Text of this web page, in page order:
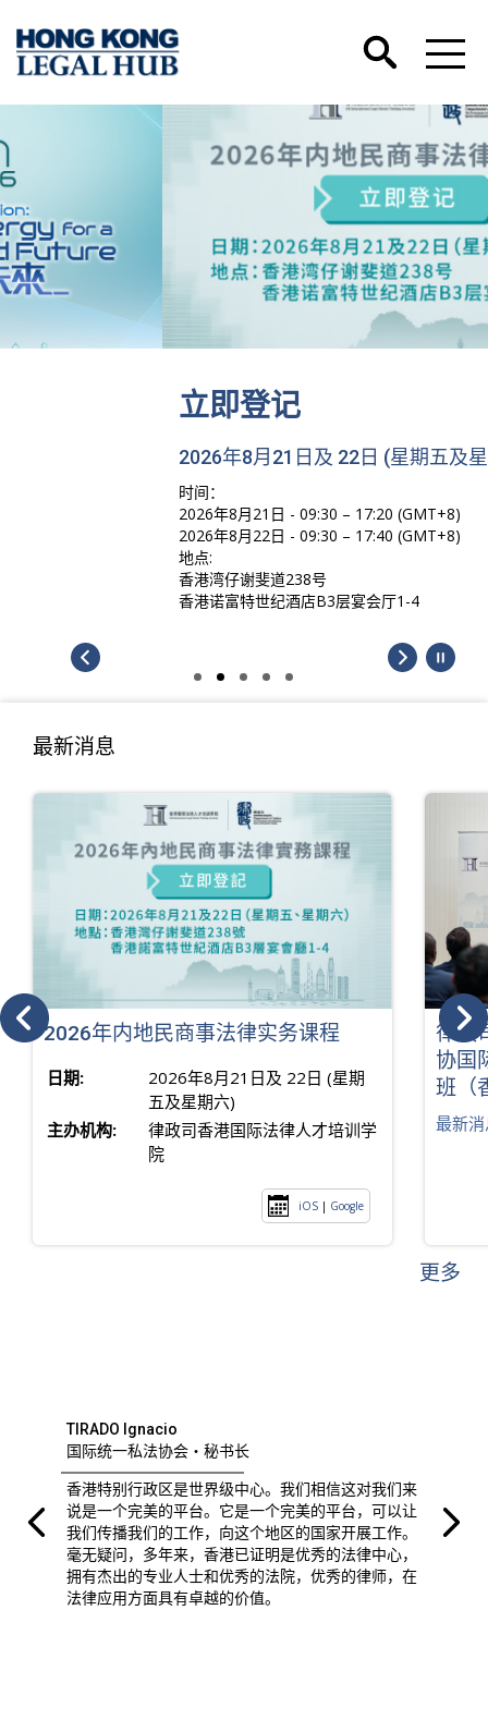
2026年8月21日及 22日 (星期五及星期六)
2026年8月21日 - 09:30 – 17:20 (GMT+8)
2026年8月22日 - 09:30 – 17:40 (GMT+8)
香港诺富特世纪酒店B3层宴会厅1-4
最新消息
2026年内地民商事法律实务课程
日期:
2026年8月21日及 22日 (星期
五及星期六)
主办机构:
律政司香港国际法律人才培训学
院
iOS | Google
律政
协国
班（
最新
更多
TIRADO Ignacio
国际统一私法协会・秘书长
香港特别行政区是世界级中心。我们相信这对我们来
说是一个完美的平台。它是一个完美的平台，可以让
我们传播我们的工作，向这个地区的国家开展工作。
毫无疑问，多年来，香港已证明是优秀的法律中心，
拥有杰出的专业人士和优秀的法院，优秀的律师，在
法律应用方面具有卓越的价值。